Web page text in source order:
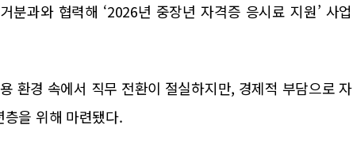
분과와 협력해 ‘2026년 중장년 자격증 응시료 지원’ 사업
환경 속에서 직무 전환이 절실하지만, 경제적 부담으로 자
을 위해 마련됐다.